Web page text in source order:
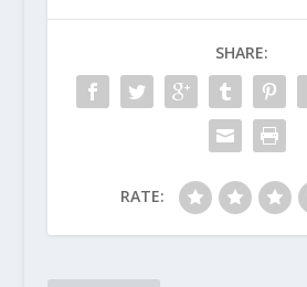
SHARE:
RATE: